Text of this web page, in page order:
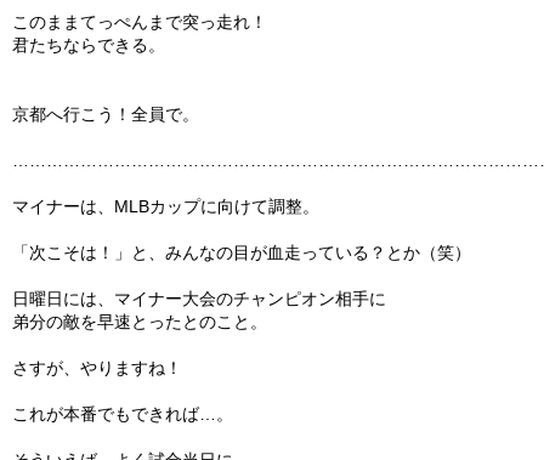
このままてっぺんまで突っ走れ！
君たちならできる。
京都へ行こう！全員で。
マイナーは、MLBカップに向けて調整。
「次こそは！」と、みんなの目が血走っている？とか（笑）
日曜日には、マイナー大会のチャンピオン相手に
弟分の敵を早速とったとのこと。
さすが、やりますね！
これが本番でもできれば…。